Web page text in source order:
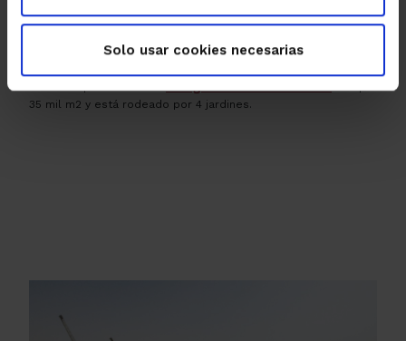
Solo usar cookies necesarias
Esta construcción en Qatar ganó en la categoría de Religión. Se
diseñado por el estudioMangera Yvars Architects. Ocupa
35 mil m2 y está rodeado por 4 jardines.